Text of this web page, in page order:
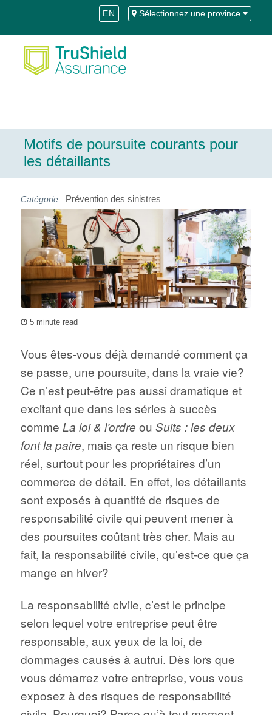
Content
la
navigation
EN Sélectionnez une province
Motifs de poursuite courants pour
les détaillants
Prévention des sinistres
5 minute read
Vous êtes-vous déjà demandé comment ça
se passe, une poursuite, dans la vraie vie?
Ce n’est peut-être pas aussi dramatique et
excitant que dans les séries à succès
comme La loi & l’ordre ou Suits : les deux
font la paire, mais ça reste un risque bien
réel, surtout pour les propriétaires d’un
commerce de détail. En effet, les détaillants
sont exposés à quantité de risques de
responsabilité civile qui peuvent mener à
des poursuites coûtant très cher. Mais au
fait, la responsabilité civile, qu’est-ce que ça
mange en hiver?
La responsabilité civile, c’est le principe
selon lequel votre entreprise peut être
responsable, aux yeux de la loi, de
dommages causés à autrui. Dès lors que
vous démarrez votre entreprise, vous vous
exposez à des risques de responsabilité